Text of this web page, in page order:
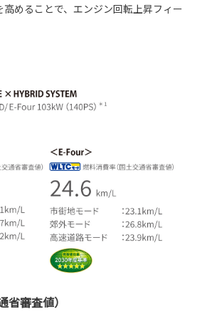
めることで、エンジン回転上昇フィー
審査値）